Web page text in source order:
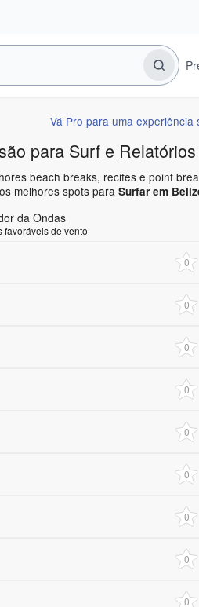
Vá Pro para uma experiência
para Surf e
beach breaks, recifes e point
melhores spots para Surfar em
da Ondas
favoráveis de vento
0
0
0
0
0
0
0
0
0